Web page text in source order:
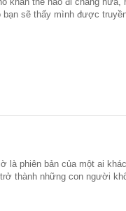
sẽ thấy mình được
phiên bản của một ai
thành những con người